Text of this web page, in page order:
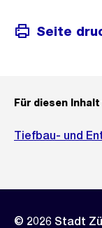
Seite
Für diesen
Tiefbau- und
© 2026 Stadt